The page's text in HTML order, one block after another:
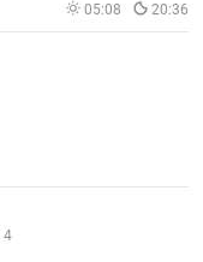
05:08 20:36
4